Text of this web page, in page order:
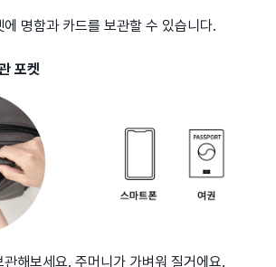
명함과 카드를 보관할 수 있습니다.
포켓
해보세요. 주머니가 가벼워 질거에요.